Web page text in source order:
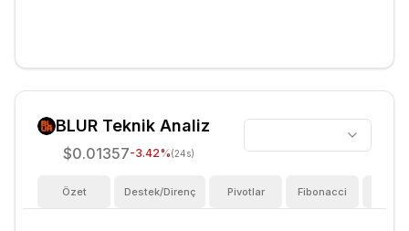
BLUR Teknik Analiz
$0.01357-3.42%(24s)
Özet Destek/Direnç Pivotlar Fibonacci